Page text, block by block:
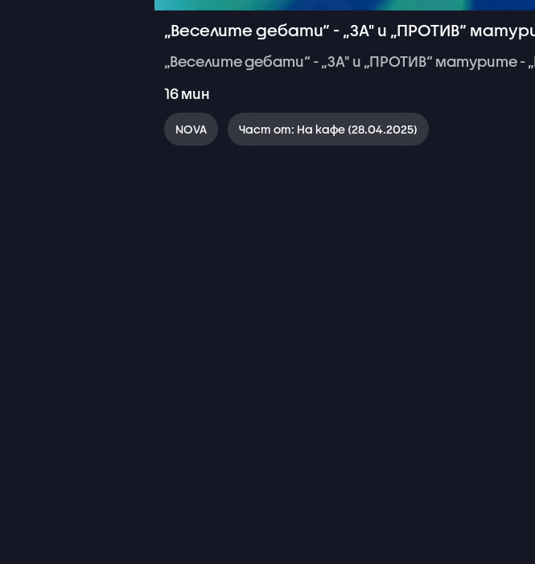
„Веселите дебати“ - „ЗА" и „ПРОТИВ“
„Веселитедебати“ -„ЗА" и „ПРОТИВ“ матурите-
16мин
NOVA Част от: На кафе (28.04.2025)